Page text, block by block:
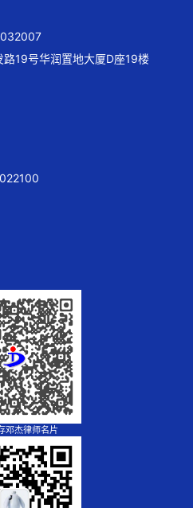
19号华润置地大厦D座19楼
邓杰律师名片